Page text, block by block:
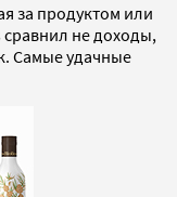
за продуктом или
сравнил не доходы,
Самые удачные